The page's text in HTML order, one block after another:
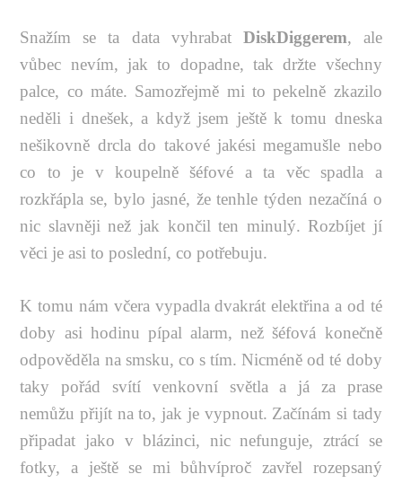
Snažím se ta data vyhrabatDiskDiggerem, ale
vůbec nevím, jak to dopadne, tak držte všechny
palce, co máte. Samozřejmě mi to pekelně zkazilo
neděli i dnešek, a když jsem ještě k tomu dneska
nešikovně drcla do takové jakési megamušle nebo
co to je v koupelně šéfové a ta věc spadla a
rozkřápla se, bylo jasné, že tenhle týden nezačíná o
nic slavněji než jak končil ten minulý. Rozbíjet jí
věci je asi to poslední, co potřebuju.
K tomu nám včera vypadla dvakrát elektřina a od té
doby asi hodinu pípal alarm, než šéfová konečně
odpověděla na smsku, co s tím. Nicméně od té doby
taky pořád svítí venkovní světla a já za prase
nemůžu přijít na to, jak je vypnout. Začínám si tady
připadat jako v blázinci, nic nefunguje, ztrácí se
fotky, a ještě se mi bůhvíproč zavřel rozepsaný